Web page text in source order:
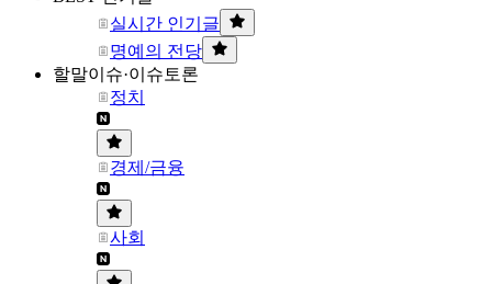
실시간 인기글
명예의 전당
할말이슈·이슈토론
정치
경제/금융
사회